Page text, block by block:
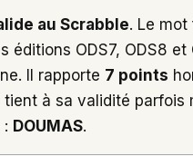
au Scrabble. Le mot
éditions ODS7, ODS8
Il rapporte 7 points
tient à sa validité
DOUMAS.